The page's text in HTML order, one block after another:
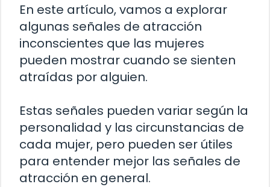
En este artículo, vamos a explorar
algunas señales de atracción
inconscientes que las mujeres
pueden mostrar cuando se sienten
atraídas por alguien.
Estas señales pueden variar según la
personalidad y las circunstancias de
cada mujer, pero pueden ser útiles
para entender mejor las señales de
atracción en general.